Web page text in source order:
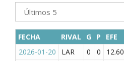
FECHA RIVAL G P EFE
2026-01-20
LAR 0 0 12.60